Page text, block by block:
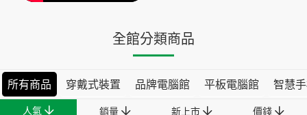
全館分類商品
所有商品 穿戴式裝置 品牌電腦館 平板電腦館 智慧
人氣 銷量 新上市 價錢